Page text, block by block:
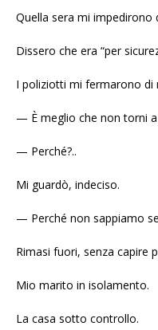
Quella sera mi impedirono
Dissero che era “per
I poliziotti mi fermarono di
— È meglio che non torni
— Perché?..
Mi guardò, indeciso.
— Perché non sappiamo
Rimasi fuori, senza capire
Mio marito in isolamento.
La casa sotto controllo.